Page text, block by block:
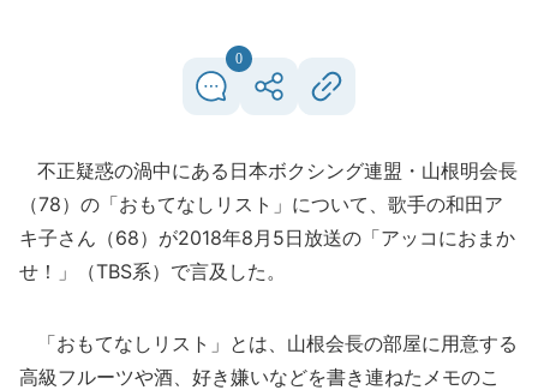
0
不正疑惑の渦中にある日本ボクシング連盟・山根明会長
（78）の「おもてなしリスト」について、歌手の和田ア
キ子さん（68）が2018年8月5日放送の「アッコにおまか
せ！」（TBS系）で言及した。
「おもてなしリスト」とは、山根会長の部屋に用意する
高級フルーツや酒、好き嫌いなどを書き連ねたメモのこ